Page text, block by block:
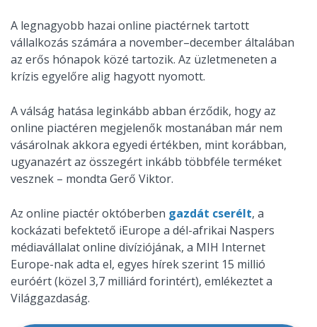
A legnagyobb hazai online piactérnek tartott
vállalkozás számára a november–december általában
az erős hónapok közé tartozik. Az üzletmeneten a
krízis egyelőre alig hagyott nyomott.
A válság hatása leginkább abban érződik, hogy az
online piactéren megjelenők mostanában már nem
vásárolnak akkora egyedi értékben, mint korábban,
ugyanazért az összegért inkább többféle terméket
vesznek – mondta Gerő Viktor.
Az online piactér októberben gazdát cserélt, a
kockázati befektető iEurope a dél-afrikai Naspers
médiavállalat online divíziójának, a MIH Internet
Europe-nak adta el, egyes hírek szerint 15 millió
euróért (közel 3,7 milliárd forintért), emlékeztet a
Világgazdaság.